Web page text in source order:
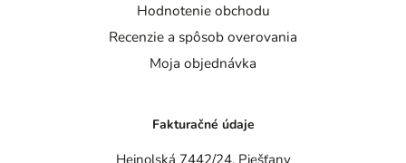
Hodnotenie obchodu
Recenzie a spôsob overovania
Moja objednávka
Fakturačné údaje